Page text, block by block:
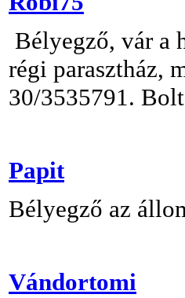
Bélyegző, vár a
régi parasztház,
30/3535791.
Papit
Bélyegző az
Vándortomi